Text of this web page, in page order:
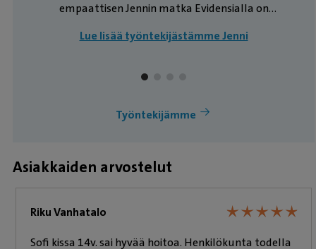
empaattisen Jennin matka Evidensialla on
henkilöstöjohtaminen.
Lue lisää työntekijästämme Jenni
Työntekijämme
Asiakkaiden arvostelut
Riku Vanhatalo ★★★★★
★★★★★
Sofi kissa 14v. sai hyvää hoitoa. Henkilökunta todella